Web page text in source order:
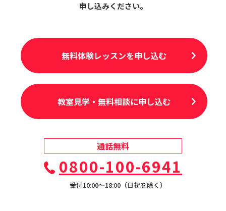
申し込みください。
無料体験レッスンを申し込む
教室見学・無料相談に申し込む
通話無料
0800-100-6941
受付10:00〜18:00（日祝を除く）